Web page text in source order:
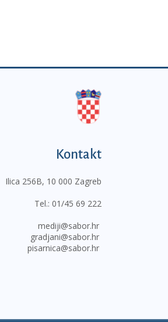
Kontakt
Ilica 256B, 10 000 Zagreb
Tel.: 01/45 69 222
mediji@sabor.hr
gradjani@sabor.hr
pisarnica@sabor.hr